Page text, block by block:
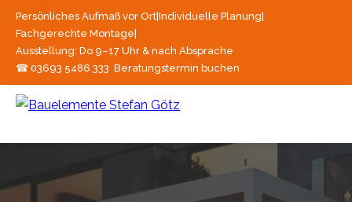
Persönliches Aufmaß vor Ort Individuelle Planung
Fachgerechte Montage
Ausstellung: Do 9–17 Uhr & nach Absprache
☎ 03693 5486 333 Beratungstermin buchen